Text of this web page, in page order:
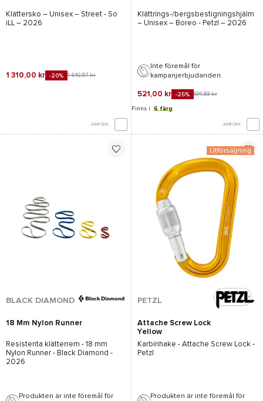
Klättersko – Unisex – Street - So
iLL – 2026
1 310,00 kr -20% 1 640,57 kr
JÄMFÖRA
Klättrings-/bergsbestigningshjälm
– Unisex – Boreo - Petzl – 2026
Inte föremål för
kampanjerbjudanden.
521,00 kr -25% 691,83 kr
Finns i 6 färg
JÄMFÖRA
BLACK DIAMOND
18 Mm Nylon Runner
Resistenta klätterrem - 18 mm
Nylon Runner - Black Diamond -
2026
Produkten är inte föremål för
Utförsäljning
PETZL
Attache Screw Lock
Yellow
Karbinhake - Attache Screw Lock -
Petzl
Produkten är inte föremål för